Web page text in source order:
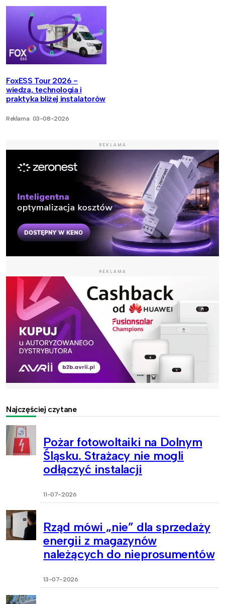
FoxESS Tour 2026 -
wiedza, technologia i
praktyka bliżej instalatorów
Reklama 03-08-2026
REKLAMA
REKLAMA
Najczęściej czytane
Pożar fotowoltaiki na Dolnym
Śląsku. Strażacy nie mogli
odłączyć instalacji
11-07-2026
Rząd mówi „nie” dla sprzedaży
energii z magazynów
należących do nieprosumentów
13-07-2026